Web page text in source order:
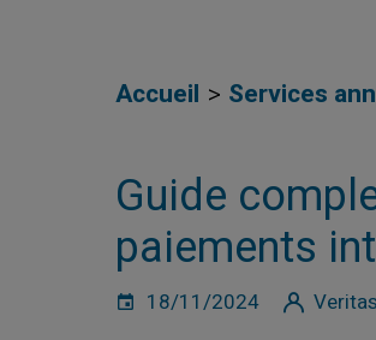
Accueil Services
Guide
paiements
18/11/2024 Veritas